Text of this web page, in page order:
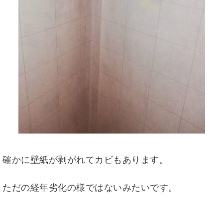
確かに壁紙が剥がれてカビもあります。
ただの経年劣化の様ではないみたいです。